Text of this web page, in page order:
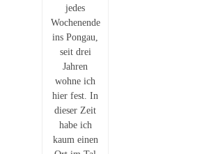
jedes
Wochenende
ins Pongau,
seit drei
Jahren
wohne ich
hier fest. In
dieser Zeit
habe ich
kaum einen